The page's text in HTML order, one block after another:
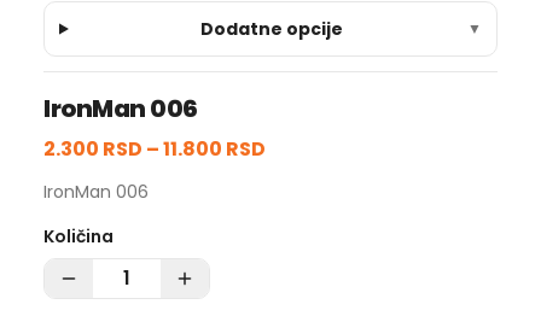
Dodatne opcije ▼
IronMan 006
2.300 RSD –11.800 RSD
IronMan 006
Količina